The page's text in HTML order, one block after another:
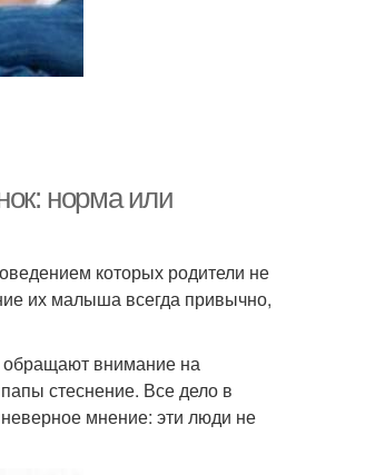
норма или
которых родители не
их малыша всегда привычно,
обращают внимание на
стеснение. Все дело в
мнение: эти люди не